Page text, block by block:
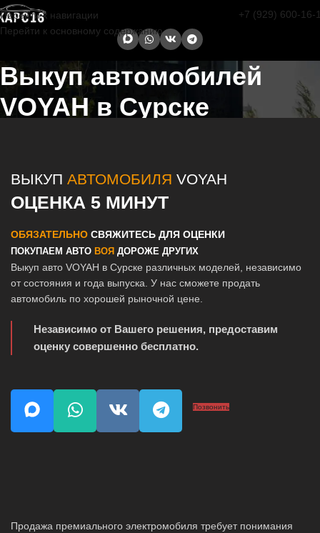
Перейти к навигации
Перейти к основному содержанию
+7 (929) 600-16-
Выкуп автомобилей
VOYAH в Сурске
ВЫКУП АВТОМОБИЛЯ VOYAH
ОЦЕНКА 5 МИНУТ
ОБЯЗАТЕЛЬНО СВЯЖИТЕСЬ ДЛЯ ОЦЕНКИ
ПОКУПАЕМ АВТО ВОЯ ДОРОЖЕ ДРУГИХ
Выкуп авто VOYAH в Сурске различных моделей, независимо
от состояния и года выпуска. У нас сможете продать
автомобиль по хорошей рыночной цене.
Независимо от Вашего решения, предоставим
оценку совершенно бесплатно.
Позвонить
Продажа премиального электромобиля требует понимания